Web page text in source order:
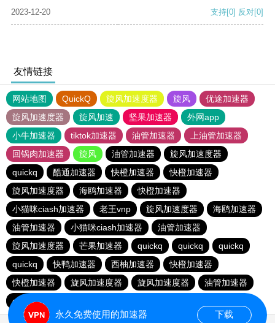
2023-12-20 支持[0] 反对[0]
友情链接
网站地图 QuickQ 旋风加速度器 旋风
优途加速器
旋风加速度器
旋风加速 坚果加速器
外网app
小牛加速器
tiktok加速器 油管加速器
上油管加速器
回锅肉加速器
旋风 油管加速器
旋风加速度器
quickq
酷通加速器 快橙加速器
快橙加速器
旋风加速度器
海鸥加速器
快橙加速器
小猫咪ciash加速器
老王vnp 旋风加速度器
海鸥加速器
油管加速器
小猫咪ciash加速器
油管加速器
旋风加速度器
芒果加速器 quickq quickq
quickq
quickq
快鸭加速器 西柚加速器
快橙加速器
快橙加速器
旋风加速度器 旋风加速度器
油管加速器
quickq
永久免费使用的加速器 下载